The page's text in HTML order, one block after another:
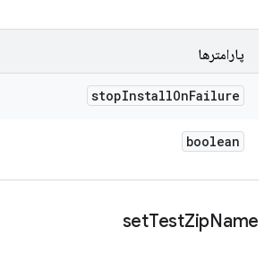
پارامترها
stopInstallOnFailure
boolean
setTestZipName